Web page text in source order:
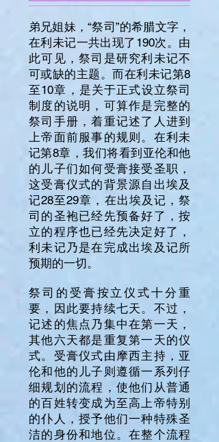
弟兄姐妹，“祭司”的希腊文字，
在利未记一共出现了190次。由
此可见，祭司是研究利未记不
可或缺的主题。而在利未记第8
至10章，是关于正式设立祭司
制度的说明，可算作是完整的
祭司手册，着重记述了人进到
上帝面前服事的规则。在利未
记第8章，我们将看到亚伦和他
的儿子们如何受膏接受圣职，
这受膏仪式的背景源自出埃及
记28至29章，在出埃及记，祭
司的圣袍已经先预备好了，按
立的程序也已经先决定好了，
利未记乃是在完成出埃及记所
预期的一切。
祭司的受膏按立仪式十分重
要，因此要持续七天。不过，
记述的焦点乃集中在第一天，
其他六天都是重复第一天的仪
式。受膏仪式由摩西主持，亚
伦和他的儿子则遵循一系列仔
细规划的流程，使他们从普通
的百姓转变成为至高上帝特别
的仆人，授予他们一种特殊圣
洁的身份和地位。在整个流程